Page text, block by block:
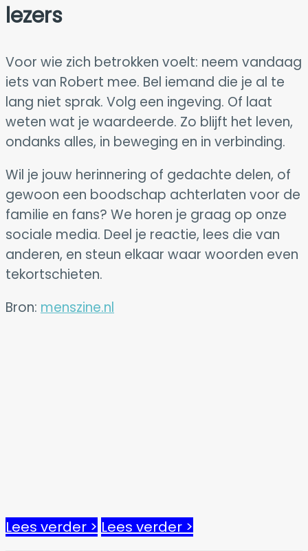
lezers
Voor wie zich betrokken voelt: neem vandaag
iets van Robert mee. Bel iemand die je al te
lang niet sprak. Volg een ingeving. Of laat
weten wat je waardeerde. Zo blijft het leven,
ondanks alles, in beweging en in verbinding.
Wil je jouw herinnering of gedachte delen, of
gewoon een boodschap achterlaten voor de
familie en fans? We horen je graag op onze
sociale media. Deel je reactie, lees die van
anderen, en steun elkaar waar woorden even
tekortschieten.
Bron: menszine.nl
Lees verder > Lees verder >